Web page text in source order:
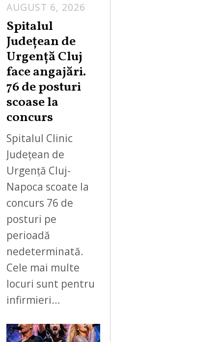
AUGUST 6, 2026
Spitalul
Județean de
Urgență Cluj
face angajări.
76 de posturi
scoase la
concurs
Spitalul Clinic
Județean de
Urgență Cluj-
Napoca scoate la
concurs 76 de
posturi pe
perioadă
nedeterminată.
Cele mai multe
locuri sunt pentru
infirmieri…